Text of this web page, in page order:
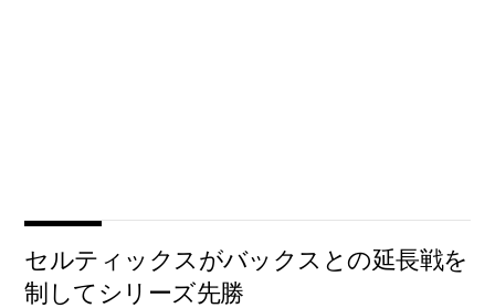
セルティックスがバックスとの延長戦を
制してシリーズ先勝